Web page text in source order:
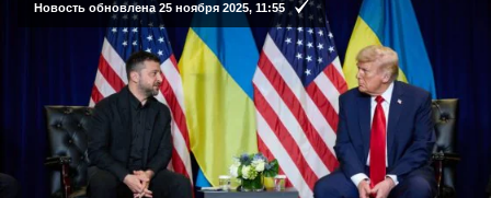
Новость обновлена 25 ноября 2025, 11:55